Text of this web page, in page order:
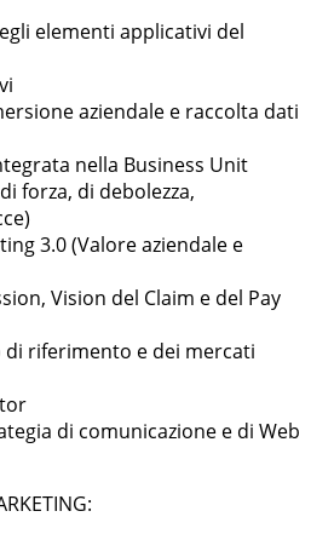
elementi applicativi del
aziendale e raccolta dati
nella Business Unit
forza, di debolezza,
3.0 (Valore aziendale e
Vision del Claim e del Pay
di riferimento e dei mercati
di comunicazione e di Web